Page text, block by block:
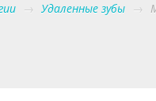
→ Удаленные зубы →